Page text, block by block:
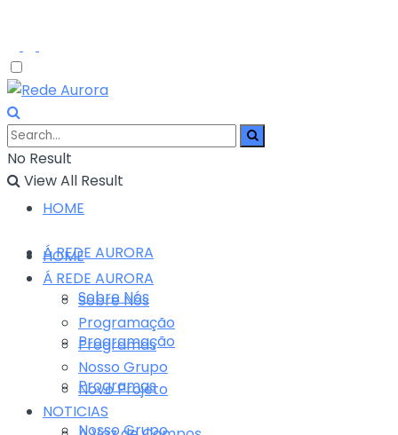
No Result
View All Result
HOME
Á REDE AURORA
Sobre Nós
Programação
Programas
Nosso Grupo
HOME
Á REDE AURORA
Sobre Nós
Programação
Programas
Nosso Grupo
Novo Projeto
NOTICIAS